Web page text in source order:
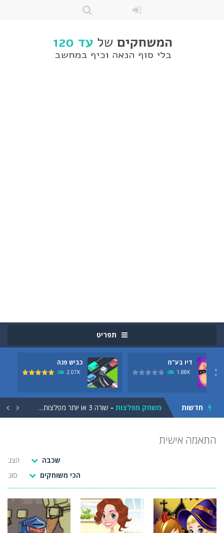
תפריט
כביש פנה
2.07K
דיו בע"מ
1.88K 
חדשות
מסיבת פיצה -מסיבת פיצה הוא משחק בישול HTML5. הגישו ללקוחות הרעבים האלה ארוחה טובה! הכינו את הפיצה שהם רוצים, על פי מתכונים, ואספו נקודות....
מטרת המשחק הנייד היא להגיש בירות ללקוחות שנעים לעברכם, הברמן. אם לקוח כלשהו מגיע לקצה הבר או שספל בירה חוזר לא נתפס, אתה...
משחק מפלצות - שורה 3 או יותר מפלצות צבעוניות זהות. אם אתה מתאים יותר לאותו צבע, כך תקבל יותר זמן. מקווה שתוכלו לקבל ציון גבוה בזמן מוגבל....
דגלים מניאק-אנו יודעים שדגל לאומי הוא דגל המסמל מדינה. אז אתה יכול לנחש את שמה של המדינה אם להראות לך דגל לאומי? בוא ללמוד כל דגל בעולם,...
קוומן ג'אמפר -אסוף כמה שיותר מטבעות! קופץ בעולמו של המערער! קפוץ כמה פעמים שתרצה ותשמור על כל הדוקרנים האקראיים! הזהר! ככל שתתקדמו במשחק...
הרפתקאות גיבורים- גע במסך או לחץ על העכבר כדי לשלוט בגיבור. הפעולה של הגיבור משתנה בכל רמה, ולכן תלוי בך להבין מה לעשות ולעזור לגיבור לעבור...
 
התאמה אישית
הצג:
שכבה
סוג:
הכי משוחקים